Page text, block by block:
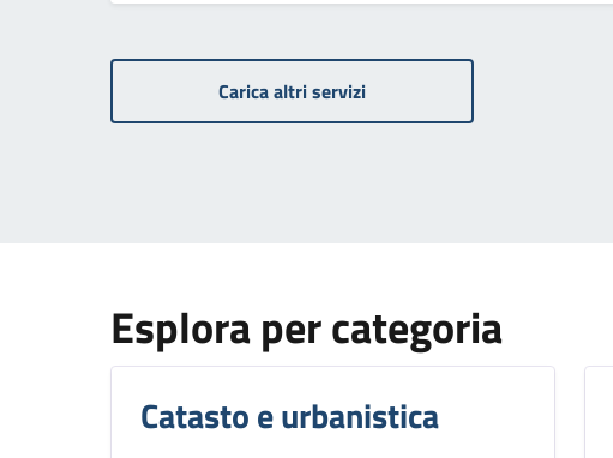
Carica altri servizi
Esplora per categoria
Catasto e urbanistica